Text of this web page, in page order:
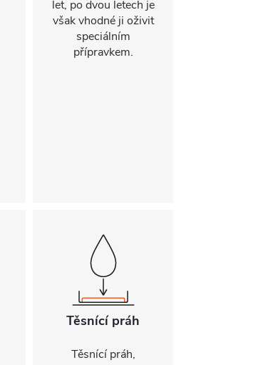
let, po dvou letech je
však vhodné ji oživit
speciálním
přípravkem.
Těsnící práh
Těsnící práh,